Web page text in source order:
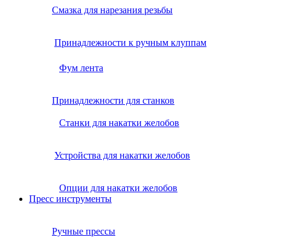
Смазка для нарезания резьбы
Принадлежности к ручным клуппам
Фум лента
Принадлежности для станков
Станки для накатки желобов
Устройства для накатки желобов
Опции для накатки желобов
Пресс инструменты
Ручные прессы